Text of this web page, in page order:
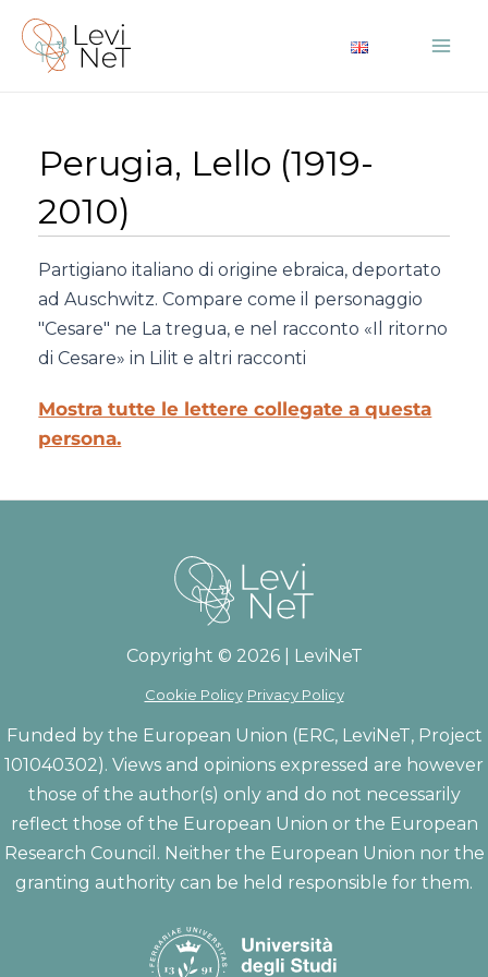
contenuto
Perugia, Lello (1919-
2010)
Partigiano italiano di origine ebraica, deportato
ad Auschwitz. Compare come il personaggio
"Cesare" ne La tregua, e nel racconto «Il ritorno
di Cesare» in Lilit e altri racconti
Mostra tutte le lettere collegate a questa
persona.
Copyright © 2026 | LeviNeT
Cookie Policy Privacy Policy
Funded by the European Union (ERC, LeviNeT, Project
101040302). Views and opinions expressed are however
those of the author(s) only and do not necessarily
reflect those of the European Union or the European
Research Council. Neither the European Union nor the
granting authority can be held responsible for them.